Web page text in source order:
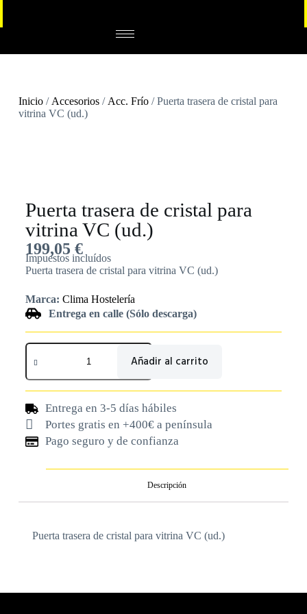
Inicio/ Accesorios/ Acc. Frío/ Puerta trasera de cristal para
vitrina VC (ud.)
Puerta trasera de cristal para
vitrina VC (ud.)
199,05 €
Impuestos incluídos
Puerta trasera de cristal para vitrina VC (ud.)
Marca: Clima Hostelería
Entrega en calle (Sólo descarga)
Añadir al carrito
Entrega en 3-5 días hábiles
Portes gratis en +400€ a península
Pago seguro y de confianza
Descripción
Puerta trasera de cristal para vitrina VC (ud.)